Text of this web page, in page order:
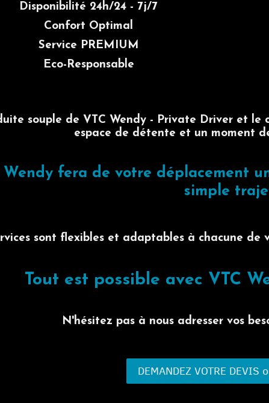
Disponibilité 24h/24 - 7j/7
Confort Optimal
Service PREMIUM
Eco-Responsable
souple de VTC Wendy - Private Driver et
espace de détente et un moment
Wendy fera de votre déplacement
simple
sont flexibles et adaptables à chacune de
Tout est possible avec VTC
N'hésitez pas à nous adresser vos
DEMANDEZ VOTRE DEVIS